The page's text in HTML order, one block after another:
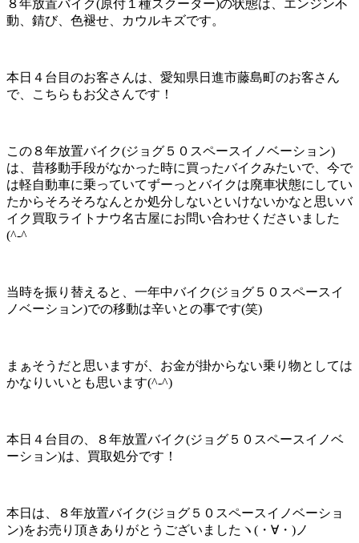
８年放置バイク(原付１種スクーター)の状態は、エンジン不
動、錆び、色褪せ、カウルキズです。
本日４台目のお客さんは、愛知県日進市藤島町のお客さん
で、こちらもお父さんです！
この８年放置バイク(ジョグ５０スペースイノベーション)
は、昔移動手段がなかった時に買ったバイクみたいで、今で
は軽自動車に乗っていてずーっとバイクは廃車状態にしてい
たからそろそろなんとか処分しないといけないかなと思いバ
イク買取ライトナウ名古屋にお問い合わせくださいました
(^-^ゞ
当時を振り替えると、一年中バイク(ジョグ５０スペースイ
ノベーション)での移動は辛いとの事です(笑)
まぁそうだと思いますが、お金が掛からない乗り物としては
かなりいいとも思います(^-^)
本日４台目の、８年放置バイク(ジョグ５０スペースイノベ
ーション)は、買取処分です！
本日は、８年放置バイク(ジョグ５０スペースイノベーショ
ン)をお売り頂きありがとうございましたヽ(・∀・)ノ